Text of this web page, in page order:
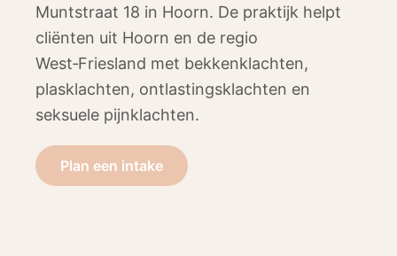
Muntstraat 18 in Hoorn. De praktijk helpt
cliënten uit Hoorn en de regio
West‑Friesland met bekkenklachten,
plasklachten, ontlastingsklachten en
seksuele pijnklachten.
Plan een intake